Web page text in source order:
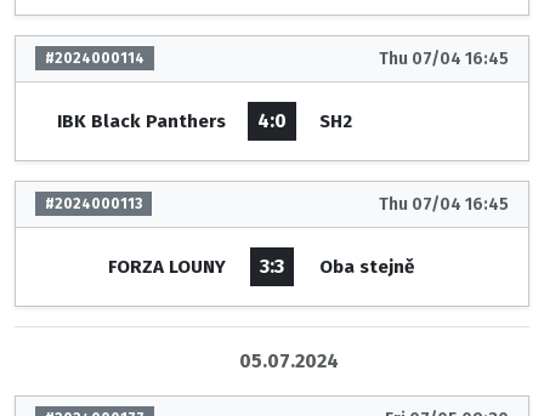
#2024000114 Thu 07/04 16:45
IBK Black Panthers 4:0 SH2
#2024000113 Thu 07/04 16:45
FORZA LOUNY 3:3 Oba stejně
05.07.2024